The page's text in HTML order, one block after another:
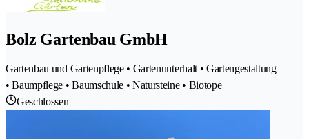
Bolz Gartenbau GmbH
Gartenbau und Gartenpflege • Gartenunterhalt • Gartengestaltung
• Baumpflege • Baumschule • Natursteine • Biotope
Geschlossen